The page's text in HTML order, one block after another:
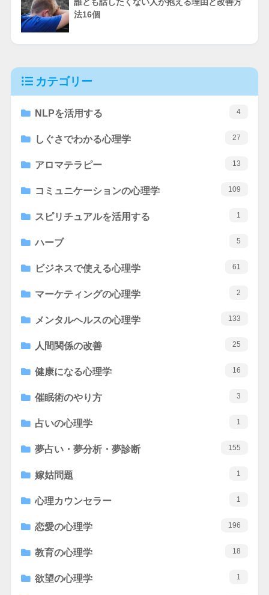
法16個
カテゴリー
NLPを活用する 4
しぐさでわかる心理学 27
アロマテラピー 13
コミュニケーションの心理学 109
スピリチュアルを活用する 1
ハーブ 5
ビジネスで使える心理学 61
マーケティングの心理学 2
メンタルヘルスの心理学 133
人間関係の改善 25
健康になる心理学 16
催眠術のやり方 3
占いの心理学 1
夢占い・夢分析・夢診断 155
嫁姑問題 1
心理カウンセラー 1
恋愛の心理学 196
教育の心理学 18
欲望の心理学 1